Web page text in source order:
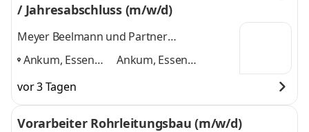
/ Jahresabschluss (m/w/d)
Meyer Beelmann und Partner
Steuerberatungsgesellschaft mbB Ankum
Ankum, Essen
Herzlake,
Lastrup,
Ankum, Essen
vor 3 Tagen
Vorarbeiter Rohrleitungsbau (m/w/d)